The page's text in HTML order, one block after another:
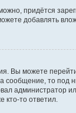
придётся
добавлять
Вы можете
сообщение, то под
администратор
то ответил.